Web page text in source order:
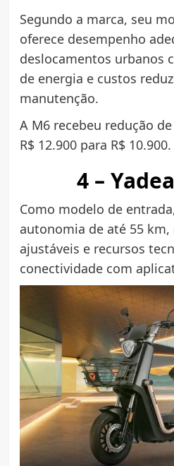
Segundo a marca, seu
oferece desempenho
deslocamentos urbanos
de energia e custos
manutenção.
A M6 recebeu redução
R$ 12.900 para R$ 10.900.
4 –
Como modelo de
autonomia de até 55
ajustáveis e recursos
conectividade com